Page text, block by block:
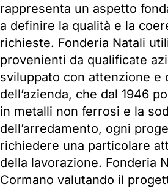
rappresenta un aspetto
a definire la qualità e la
richieste. Fonderia Natali
provenienti da qualificate
sviluppato con attenzione e
dell’azienda, che dal 1946
in metalli non ferrosi e la
dell’arredamento, ogni
richiedere una particolare
della lavorazione. Fonderia
Cormano valutando il